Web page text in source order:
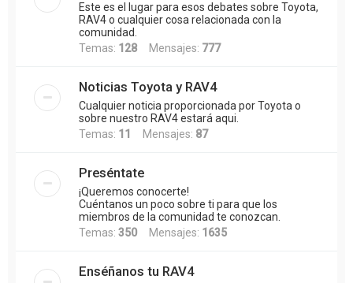
Este es el lugar para esos debates sobre Toyota,
RAV4 o cualquier cosa relacionada con la
comunidad.
Temas: 128 Mensajes: 777
Noticias Toyota y RAV4
Cualquier noticia proporcionada por Toyota o
sobre nuestro RAV4 estará aqui.
Temas: 11 Mensajes: 87
Preséntate
¡Queremos conocerte!
Cuéntanos un poco sobre ti para que los
miembros de la comunidad te conozcan.
Temas: 350 Mensajes: 1635
Enséñanos tu RAV4